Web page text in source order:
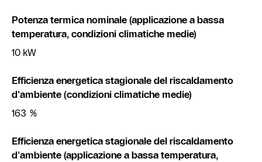
Potenza termica nominale (applicazione a bassa
temperatura, condizioni climatiche medie)
10 kW
Efficienza energetica stagionale del riscaldamento
d'ambiente (condizioni climatiche medie)
163 %
Efficienza energetica stagionale del riscaldamento
d'ambiente (applicazione a bassa temperatura,